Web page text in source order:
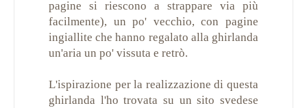
pagine si riescono a strappare via più
facilmente), un po' vecchio, con pagine
ingiallite che hanno regalato alla ghirlanda
un'aria un po' vissuta e retrò.
L'ispirazione per la realizzazione di questa
ghirlanda l'ho trovata su un sito svedese